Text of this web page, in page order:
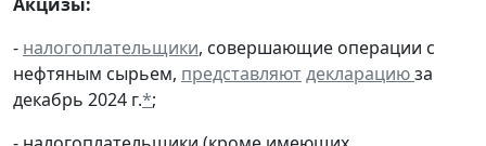
- налогоплательщики, совершающие операции с
нефтяным сырьем, представляютдекларациюза
декабрь 2024 г.*;